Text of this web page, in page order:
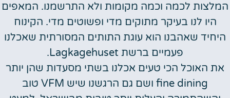
המלצות לכמה וכמה מקומות ולא התרשמנו. המאפים
היו לנו בעיקר מתוקים מדי ופשוטים מדי. הקינוח
היחיד שאהבנו הוא עוגת התותים המסורתית שאכלנו
פעמיים ברשת Lagkagehuset.
את האוכל הכי טעים אכלנו בשתי מסעדות שהן יותר
fine dining ושם גם הרגשנו שיש VFM טוב